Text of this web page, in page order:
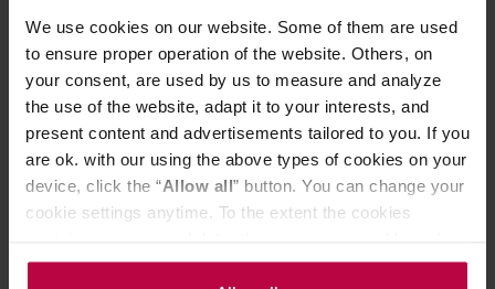
We use cookies on our website. Some of them are used
to ensure proper operation of the website. Others, on
your consent, are used by us to measure and analyze
the use of the website, adapt it to your interests, and
present content and advertisements tailored to you. If you
are ok. with our using the above types of cookies on your
device, click the “Allow all” button. You can change your
cookie settings anytime. To the extent the cookies
the controller’s (namely, ALL GOOD S.A., ul.
27 maja 2026 Aga Bukowska
Wiosna, słońce i ten moment w roku, kiedy nagle wszyscy dostają
obsesji na punkcie lemoniady i pierwszych rzemieślniczych lodów.
Szukamy rześkości, lżejszych smaków i pretekstów, by spędzać
chwile na świeżym…
CZYTAJ WPIS